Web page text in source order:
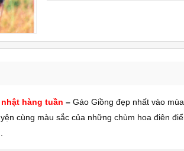
hàng tuần – Gáo Giồng đẹp nhất vào
cùng màu sắc của những chùm hoa điên